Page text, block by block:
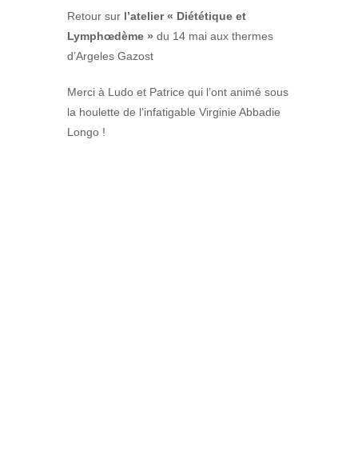
Retour sur l’atelier « Diététique et
Lymphœdème » du 14 mai aux thermes
d’Argeles Gazost
Merci à Ludo et Patrice qui l’ont animé sous
la houlette de l’infatigable Virginie Abbadie
Longo !